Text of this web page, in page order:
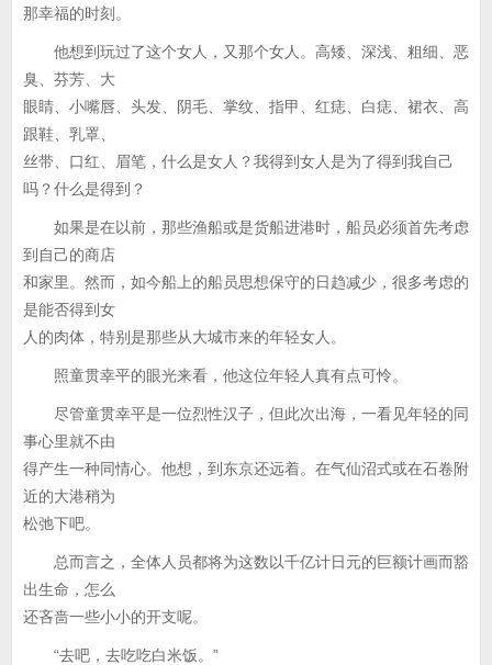
那幸福的时刻。
他想到玩过了这个女人，又那个女人。高矮、深浅、粗细、恶
臭、芬芳、大
眼睛、小嘴唇、头发、阴毛、掌纹、指甲、红痣、白痣、裙衣、高
跟鞋、乳罩、
丝带、口红、眉笔，什么是女人？我得到女人是为了得到我自己
吗？什么是得到？
如果是在以前，那些渔船或是货船进港时，船员必须首先考虑
到自己的商店
和家里。然而，如今船上的船员思想保守的日趋减少，很多考虑的
是能否得到女
人的肉体，特别是那些从大城市来的年轻女人。
照童贯幸平的眼光来看，他这位年轻人真有点可怜。
尽管童贯幸平是一位烈性汉子，但此次出海，一看见年轻的同
事心里就不由
得产生一种同情心。他想，到东京还远着。在气仙沼式或在石卷附
近的大港稍为
松弛下吧。
总而言之，全体人员都将为这数以千亿计日元的巨额计画而豁
出生命，怎么
还吝啬一些小小的开支呢。
“去吧，去吃吃白米饭。”